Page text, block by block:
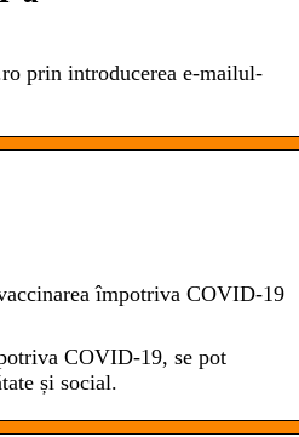
prin introducerea e-mailul-
împotriva COVID-19
COVID-19, se pot
și social.